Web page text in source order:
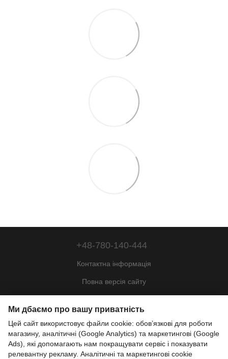
+48-780-140-444
Контактна інформація
Повна версія сайту
Motohill Poland
Pl Укр Рус Eng
Ми дбаємо про вашу приватність
Цей сайт використовує файли cookie: обов’язкові для роботи
магазину, аналітичні (Google Analytics) та маркетингові (Google
Ads), які допомагають нам покращувати сервіс і показувати
релевантну рекламу. Аналітичні та маркетингові cookie